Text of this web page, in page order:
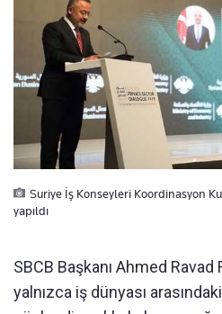
Suriye İş Konseyleri Koordinasyon
yapıldı
SBCB Başkanı Ahmed
yalnızca iş dünyası